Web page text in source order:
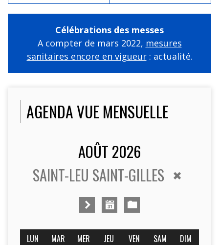
Célébrations des messes
A compter de mars 2022, mesures
sanitaires encore en vigueur: actualité.
AGENDA VUE MENSUELLE
AOÛT 2026
SAINT-LEU SAINT-GILLES
LUN MAR MER JEU VEN SAM
DIM